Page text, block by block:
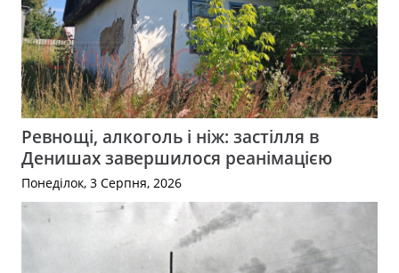
Ревнощі, алкоголь і ніж: застілля в
Денишах завершилося реанімацією
Понеділок, 3 Серпня, 2026